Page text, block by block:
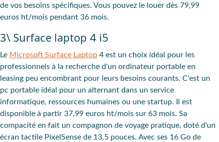
de vos besoins spécifiques. Vous pouvez le louer dès 79,99
euros ht/mois pendant 36 mois.
3\ Surface laptop 4 i5
Le Microsoft Surface Laptop 4 est un choix idéal pour les
professionnels à la recherche d'un ordinateur portable en
leasing peu encombrant pour leurs besoins courants. C'est un
pc portable idéal pour un alternant dans un service
informatique, ressources humaines ou une startup. Il est
disponible à partir 37,99 euros ht/mois sur 63 mois. Sa
compacité en fait un compagnon de voyage pratique, doté d'un
écran tactile PixelSense de 13,5 pouces. Avec ses 16 Go de